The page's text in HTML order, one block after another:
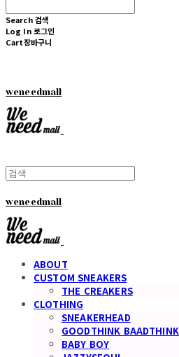
Search 검색
Log In 로그인
Cart장바구니
weneedmall
weneedmall
ABOUT
CUSTOM SNEAKERS
THE CREAKERS
CLOTHING
SNEAKERHEAD
GOODTHINK BAADTHINK
BABY BOY